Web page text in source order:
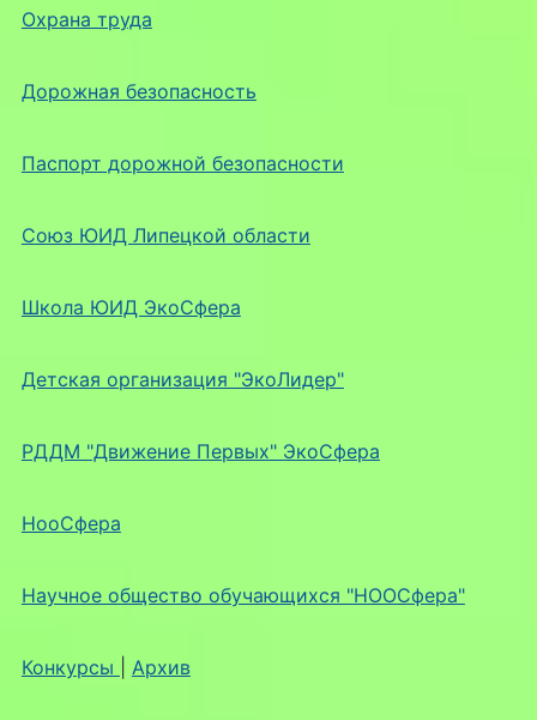
Охрана труда
Дорожная безопасность
Паспорт дорожной безопасности
Союз ЮИД Липецкой области
Школа ЮИД ЭкоСфера
Детская организация "ЭкоЛидер"
РДДМ "Движение Первых" ЭкоСфера
НооСфера
Научное общество обучающихся "НООСфера"
Конкурсы Архив